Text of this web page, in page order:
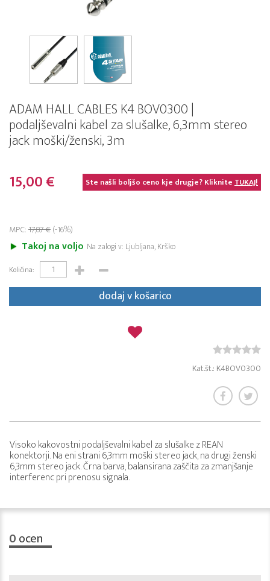
ADAM HALL CABLES K4 BOV0300 |
podaljševalni kabel za slušalke, 6,3mm stereo
jack moški/ženski, 3m
15,00 € Ste našli boljšo ceno kje drugje? KlikniteTUKAJ!
MPC:17,87 €(-16%)
Takoj na voljo Na zalogi v: Ljubljana, Krško
Količina:
dodaj v košarico
Kat.št.: K4BOV0300
Visoko kakovostni podaljševalni kabel za slušalke z REAN
konektorji. Na eni strani 6,3mm moški stereo jack, na drugi ženski
6,3mm stereo jack. Črna barva, balansirana zaščita za zmanjšanje
interferenc pri prenosu signala.
0ocen